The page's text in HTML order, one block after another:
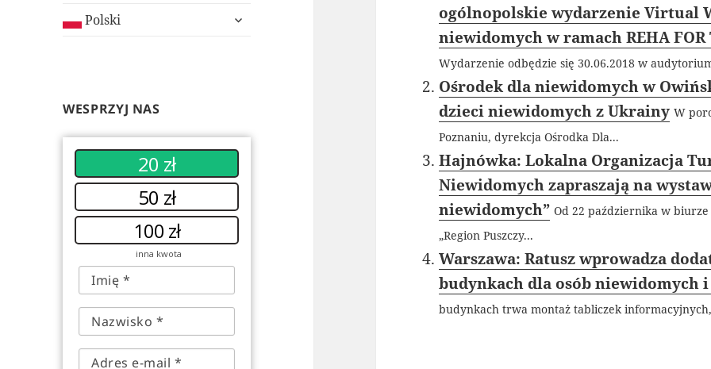
Polski
rozwiń
WESPRZYJ NAS
20 zł
50 zł
100 zł
inna kwota
ogólnopolskie wydarzenie Virtual
niewidomych w ramach REHA FOR
Wydarzenie odbędzie się 30.06.2018 w
Ośrodek dla niewidomych w
dzieci niewidomych z Ukrainy W
Poznaniu, dyrekcja Ośrodka Dla...
Hajnówka: Lokalna Organizacja
Niewidomych zapraszają na
niewidomych” Od 22 października w
„Region Puszczy...
Warszawa: Ratusz wprowadza
budynkach dla osób niewidomych i
budynkach trwa montaż tabliczek